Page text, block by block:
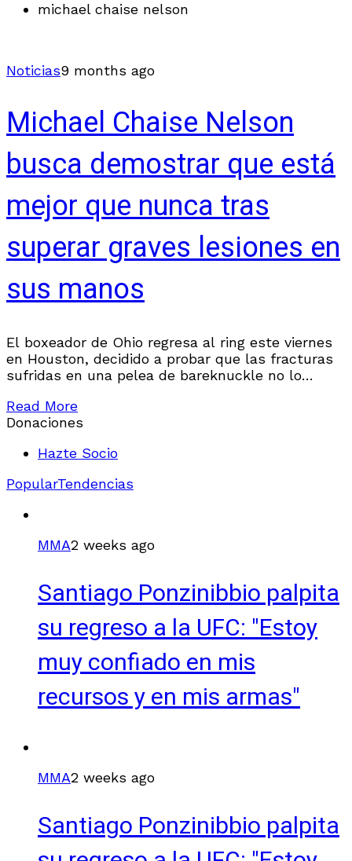
michael chaise nelson
Noticias9 months ago
Michael Chaise Nelson
busca demostrar que está
mejor que nunca tras
superar graves lesiones en
sus manos
El boxeador de Ohio regresa al ring este viernes
en Houston, decidido a probar que las fracturas
sufridas en una pelea de bareknuckle no lo
Read More
Donaciones
Hazte Socio
PopularTendencias
MMA2 weeks ago
Santiago Ponzinibbio palpita
su regreso a la UFC: "Estoy
muy confiado en mis
recursos y en mis armas"
MMA2 weeks ago
Santiago Ponzinibbio palpita